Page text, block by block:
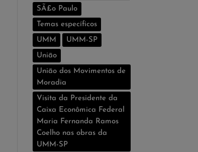
SÃ£o Paulo
Temas especí­ficos
UMM UMM-SP
União
União dos Movimentos de
Moradia
Visita da Presidente da
Caixa Econômica Federal
Maria Fernanda Ramos
Coelho nas obras da
UMM-SP